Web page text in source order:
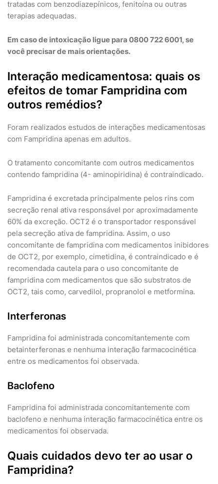
tratadas com benzodiazepínicos, fenitoína ou outras
terapias adequadas.
Em caso de intoxicação ligue para 0800 722 6001, se
você precisar de mais orientações.
Interação medicamentosa: quais os
efeitos de tomar Fampridina com
outros remédios?
Foram realizados estudos de interações medicamentosas
com Fampridina apenas em adultos.
O tratamento concomitante com outros medicamentos
contendo fampridina (4- aminopiridina) é contraindicado.
Fampridina é excretada principalmente pelos rins com
secreção renal ativa responsável por aproximadamente
60% da excreção. OCT2 é o transportador responsável
pela secreção ativa de fampridina. Assim, o uso
concomitante de fampridina com medicamentos inibidores
de OCT2, por exemplo, cimetidina, é contraindicado e é
recomendada cautela para o uso concomitante de
fampridina com medicamentos que são substratos de
OCT2, tais como, carvedilol, propranolol e metformina.
Interferonas
Fampridina foi administrada concomitantemente com
betainterferonas e nenhuma interação farmacocinética
entre os medicamentos foi observada.
Baclofeno
Fampridina foi administrada concomitantemente com
baclofeno e nenhuma interação farmacocinética entre os
medicamentos foi observada.
Quais cuidados devo ter ao usar o
Fampridina?